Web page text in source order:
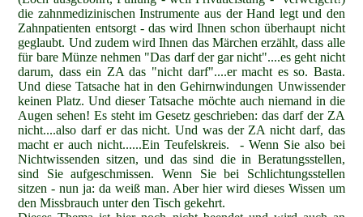
die zahnmedizinischen Instrumente aus der Hand legt und den
Zahnpatienten entsorgt - das wird Ihnen schon überhaupt nicht
geglaubt. Und zudem wird Ihnen das Märchen erzählt, dass alle
für bare Münze nehmen "Das darf der gar nicht"....es geht nicht
darum, dass ein ZA das "nicht darf"....er macht es so. Basta.
Und diese Tatsache hat in den Gehirnwindungen Unwissender
keinen Platz. Und dieser Tatsache möchte auch niemand in die
Augen sehen! Es steht im Gesetz geschrieben: das darf der ZA
nicht....also darf er das nicht. Und was der ZA nicht darf, das
macht er auch nicht......Ein Teufelskreis. - Wenn Sie also bei
Nichtwissenden sitzen, und das sind die in Beratungsstellen,
sind Sie aufgeschmissen. Wenn Sie bei Schlichtungsstellen
sitzen - nun ja: da weiß man. Aber hier wird dieses Wissen um
den Missbrauch unter den Tisch gekehrt.